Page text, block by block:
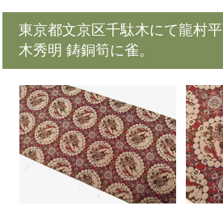
東京都文京区千駄木にて龍村
木秀明 鋳銅筍に雀。